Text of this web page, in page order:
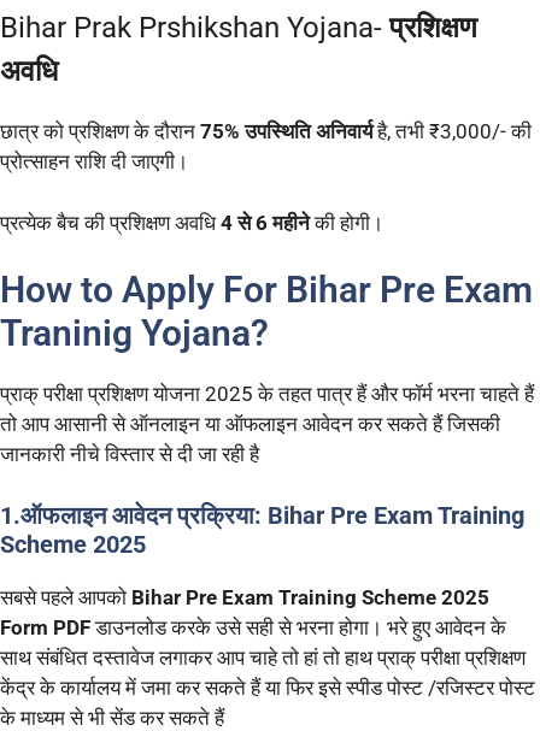
Bihar Prak Prshikshan Yojana-प्रशिक्षण
अवधि
छात्र को प्रशिक्षण के दौरान 75% उपस्थिति अनिवार्यहै, तभी ₹3,000/- की
प्रोत्साहन राशि दी जाएगी।
प्रत्येक बैच की प्रशिक्षण अवधि4 से 6 महीनेकी होगी।
How to Apply For Bihar Pre Exam
Traninig Yojana?
प्राक् परीक्षा प्रशिक्षण योजना 2025 के तहत पात्र हैं और फॉर्म भरना चाहते हैं
तो आप आसानी से ऑनलाइन या ऑफलाइन आवेदन कर सकते हैं जिसकी
जानकारी नीचे विस्तार से दी जा रही है
1.ऑफलाइन आवेदन प्रक्रिया: Bihar Pre Exam Training
Scheme 2025
सबसे पहले आपको Bihar Pre Exam Training Scheme 2025
Form PDFडाउनलोड करके उसे सही से भरना होगा। भरे हुए आवेदन के
साथ संबंधित दस्तावेज लगाकर आप चाहे तो हां तो हाथ प्राक् परीक्षा प्रशिक्षण
केंद्र के कार्यालय में जमा कर सकते हैं या फिर इसे स्पीड पोस्ट /रजिस्टर पोस्ट
के माध्यम से भी सेंड कर सकते हैं